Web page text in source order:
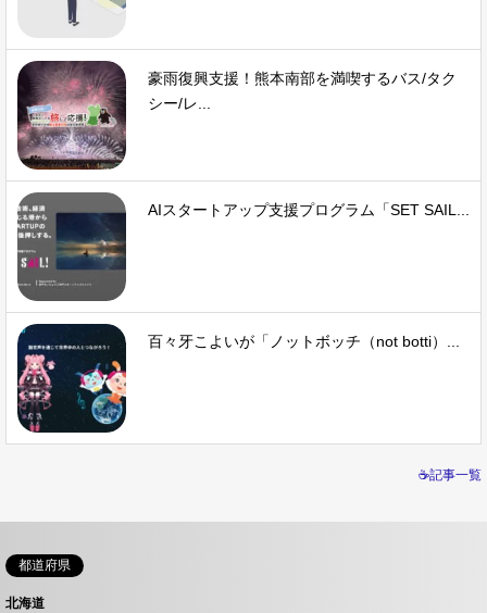
豪雨復興支援！熊本南部を満喫するバス/タク
シー/レ...
AIスタートアップ支援プログラム「SET SAIL...
百々牙こよいが「ノットボッチ（not botti）...
☕記事一覧
都道府県
北海道